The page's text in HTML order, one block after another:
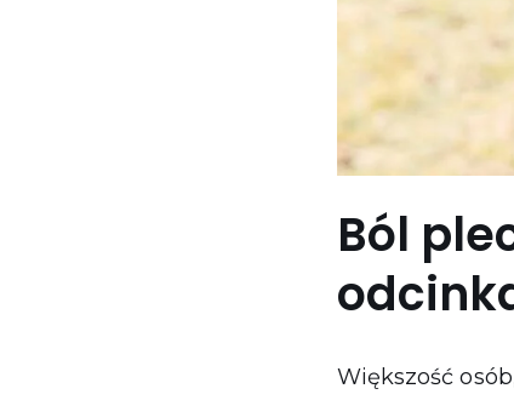
Ból
Większość